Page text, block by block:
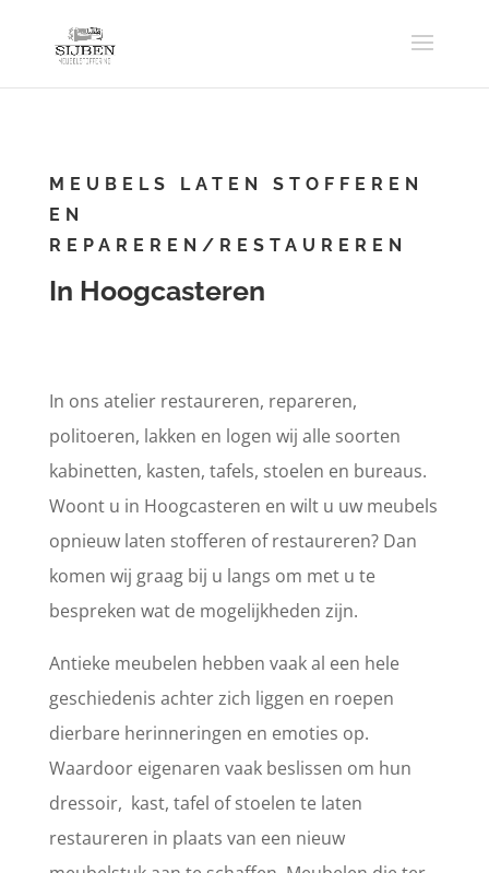
MEUBELS LATEN STOFFEREN
EN
REPAREREN/RESTAUREREN
In Hoogcasteren
In ons atelier restaureren, repareren,
politoeren, lakken en logen wij alle soorten
kabinetten, kasten, tafels, stoelen en bureaus.
Woont u in Hoogcasteren en wilt u uw meubels
opnieuw laten stofferen of restaureren? Dan
komen wij graag bij u langs om met u te
bespreken wat de mogelijkheden zijn.
Antieke meubelen hebben vaak al een hele
geschiedenis achter zich liggen en roepen
dierbare herinneringen en emoties op.
Waardoor eigenaren vaak beslissen om hun
dressoir, kast, tafel of stoelen te laten
restaureren in plaats van een nieuw